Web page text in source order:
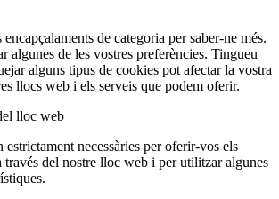
de categoria per saber-ne més.
algunes de les vostres preferències. Tingueu
alguns tipus de cookies pot afectar la vostra
llocs web i els serveis que podem oferir.
lloc web
estrictament necessàries per oferir-vos els
través del nostre lloc web i per utilitzar algunes